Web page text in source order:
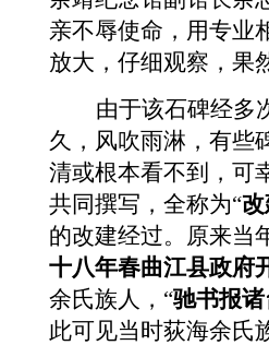
亲不辱使命，用专业
放大，仔细观察，果
由于该石碑经多
久，风吹雨淋，有些
清或根本看不到，可
共同撰写，全称为“
的改建经过。原来当
十八年春曲江县政府
余氏族人，“驰书报
此可见当时荻海余氏